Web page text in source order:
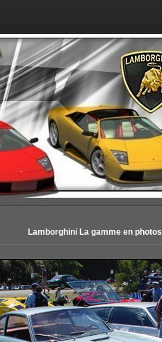
Lamborghini La gamme en photos